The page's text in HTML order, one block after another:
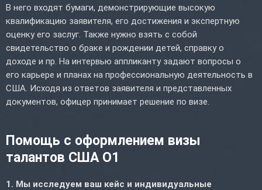
В него входят бумаги, демонстрирующие высокую
квалификацию заявителя, его достижения и экспертную
оценку его заслуг. Также нужно взять с собой
свидетельство о браке и рождении детей, справку о
доходе и пр. На интервью аппликанту задают вопросы о
его карьере и планах на профессиональную деятельность в
США. Исходя из ответов заявителя и представленных
документов, офицер принимает решение по визе.
Помощь с оформлением визы
талантов США O1
1. Мы исследуем ваш кейс и индивидуальные